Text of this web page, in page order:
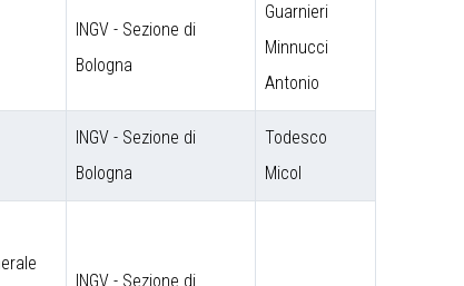
INGV - Sezione di
Bologna
Guarnieri
Minnucci
Antonio
INGV - Sezione di
Bologna
Todesco
Micol
INGV - Sezione di